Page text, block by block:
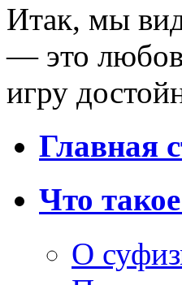
Итак, мы
— это
игру
Главная
Что
О